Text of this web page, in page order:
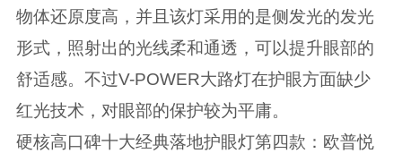
物体还原度高，并且该灯采用的是侧发光的发光
形式，照射出的光线柔和通透，可以提升眼部的
舒适感。不过V-POWER大路灯在护眼方面缺少
红光技术，对眼部的保护较为平庸。
硬核高口碑十大经典落地护眼灯第四款：欧普悦